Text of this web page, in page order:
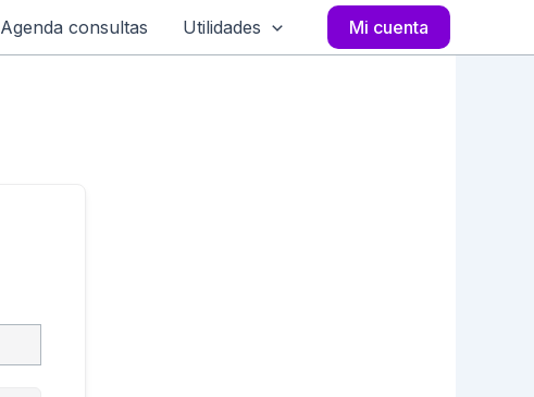
Agenda consultas Utilidades Mi cuenta